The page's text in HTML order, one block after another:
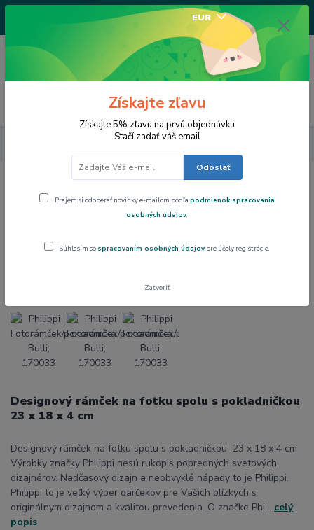
EUR
/Po-Pi 9-17 hod/
0,00 EUR
Philippi Fotorámček/pokladnička Bulli,
Designový rámček na fotku spolu s pokladničkou
23 x 18 x 4 cm
Designový rámček na fotku spolu s pokladničkou 23 x 18 x 4 cm
Výrobky značky Philippi nesú rukopis popredných svetových
dizajnérov. Nadčasový dizajn a neobvyklé nápady to je Philippi.
Philippi to je veľký výber darčekov pre Vašich blízkych s
originálnym dizajnom a kvalitou prevedenia. O značke Phi... celý
popis
Získajte zľavu
Získajte 5% zľavu na prvú objednávku
Stačí zadať váš email
Odoslať
Prajem si odoberať novinky e-mailom podľa podmienok spracovania
osobných údajov.
Súhlasím so spracovaním osobných údajov pre účely registrácie.
Zatvoriť